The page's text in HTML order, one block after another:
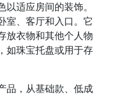
适应房间的装饰。
室、客厅和入口。它
放衣物和其他个人物
如珠宝托盘或用于存
品，从基础款、低成